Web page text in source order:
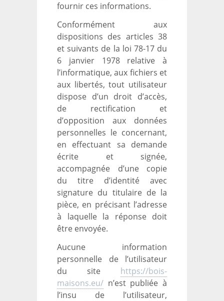
fournir ces informations.
Conformément aux
dispositions des articles 38
et suivants de la loi 78-17 du
6 janvier 1978 relative à
l’informatique, aux fichiers et
aux libertés, tout utilisateur
dispose d’un droit d’accès,
de rectification et
d’opposition aux données
personnelles le concernant,
en effectuant sa demande
écrite et signée,
accompagnée d’une copie
du titre d’identité avec
signature du titulaire de la
pièce, en précisant l’adresse
à laquelle la réponse doit
être envoyée.
Aucune information
personnelle de l’utilisateur
du site https://bois-
maisons.eu/ n’est publiée à
l’insu de l’utilisateur,